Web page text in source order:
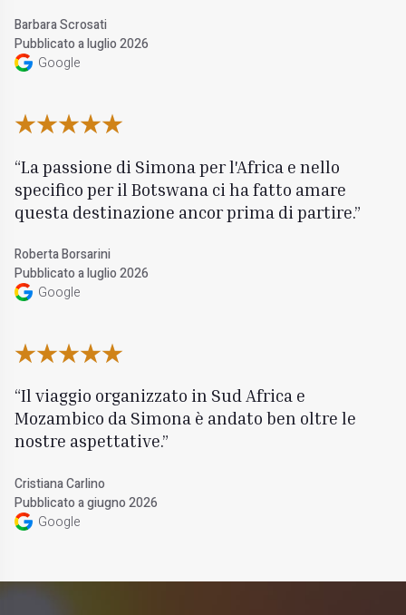
Barbara Scrosati
Pubblicato a luglio 2026
Google
La passione di Simona per l'Africa e nello
specifico per il Botswana ci ha fatto amare
questa destinazione ancor prima di partire.
Roberta Borsarini
Pubblicato a luglio 2026
Google
Il viaggio organizzato in Sud Africa e
Mozambico da Simona è andato ben oltre le
nostre aspettative.
Cristiana Carlino
Pubblicato a giugno 2026
Google